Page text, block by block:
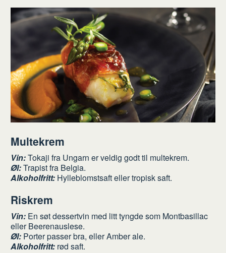
Multekrem
Vin:Tokaji fra Ungarn er veldig godt til multekrem.
Øl:Trapist fra Belgia.
Alkoholfritt: Hylleblomstsaft eller tropisk saft.
Riskrem
Vin: En søt dessertvin med litt tyngde som Montbasillac
eller Beerenauslese.
Øl:Porter passer bra, eller Amber ale.
Alkoholfritt:rød saft.